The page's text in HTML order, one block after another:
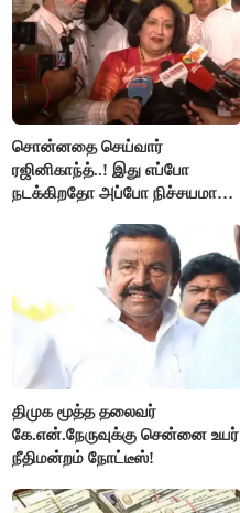
சொன்னதை செய்வார்
ரஜினிகாந்த்..! இது எப்போ
நடக்கிறதோ அப்போ நிச்சயமாக
ரஜினிகாந்த்..!
திமுக மூத்த தலைவர்
கே.என்.நேருவுக்கு சென்னை உயர்
நீதிமன்றம் நோட்டீஸ்!